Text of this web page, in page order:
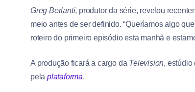
Greg Berlanti, produtor da série, revelou
meio antes de ser definido. “Queríamos algo
roteiro do primeiro episódio esta manhã e
A produção ficará a cargo da Television, estúdio
pela plataforma.